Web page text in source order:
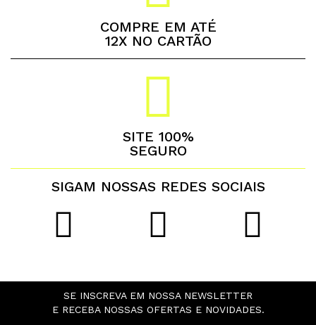
COMPRE EM ATÉ
12X NO CARTÃO
SITE 100%
SEGURO
SIGAM NOSSAS REDES SOCIAIS
SE INSCREVA EM NOSSA NEWSLETTER
E RECEBA NOSSAS OFERTAS E NOVIDADES.